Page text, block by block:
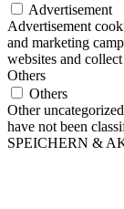
Advertisement
Advertisement
and marketing
websites and
Others
Others
Other
have not been
SPEICHERN &